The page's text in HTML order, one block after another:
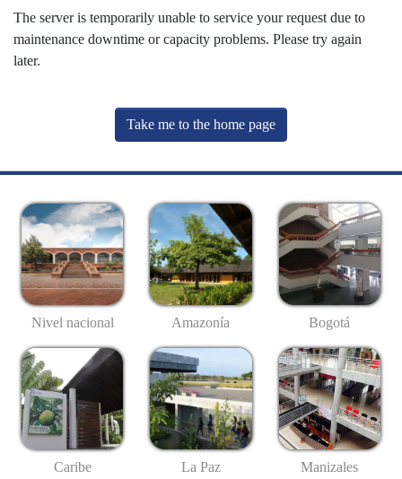
The server is temporarily unable to service your request due to
maintenance downtime or capacity problems. Please try again
later.
Take me to the home page
Nivel nacional Amazonía Bogotá
Caribe La Paz Manizales